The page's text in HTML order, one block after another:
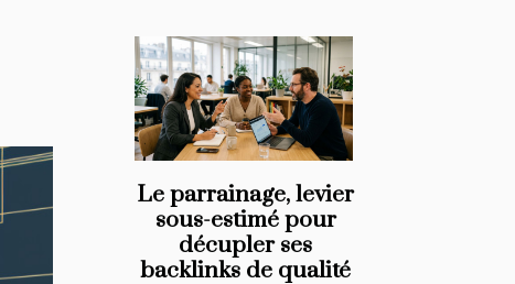
Le parrainage, levier
sous-estimé pour
décupler ses
backlinks de qualité